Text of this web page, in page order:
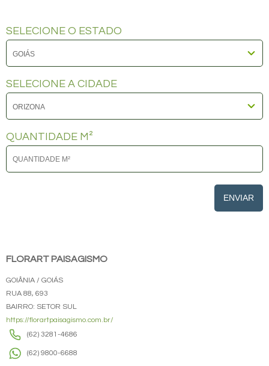
SELECIONE O ESTADO
SELECIONE A CIDADE
QUANTIDADE M²
ENVIAR
FLORART PAISAGISMO
GOIÂNIA / GOIÁS
RUA 88, 693
BAIRRO: SETOR SUL
https://florartpaisagismo.com.br/
(62) 3281-4686
(62) 9800-6688